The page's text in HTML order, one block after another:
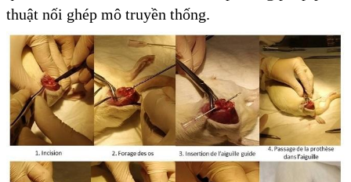
thuật nối ghép mô truyền thống.